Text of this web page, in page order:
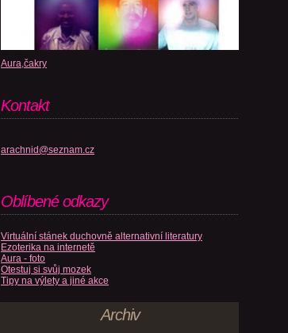
Aura,čakry
Kontakt
arachnid@seznam.cz
Oblíbené odkazy
Virtuální stánek duchovně alternativní literatury
Ezoterika na internetě
Aura - foto
Otestuj si svůj mozek
Tipy na výlety a jiné akce
Archiv